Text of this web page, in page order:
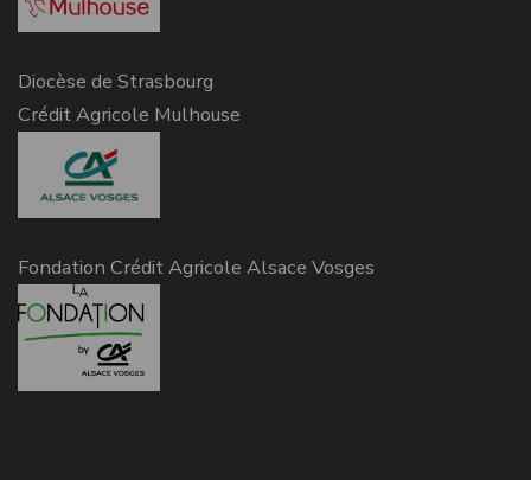
Diocèse de Strasbourg
Crédit Agricole Mulhouse
Fondation Crédit Agricole Alsace Vosges